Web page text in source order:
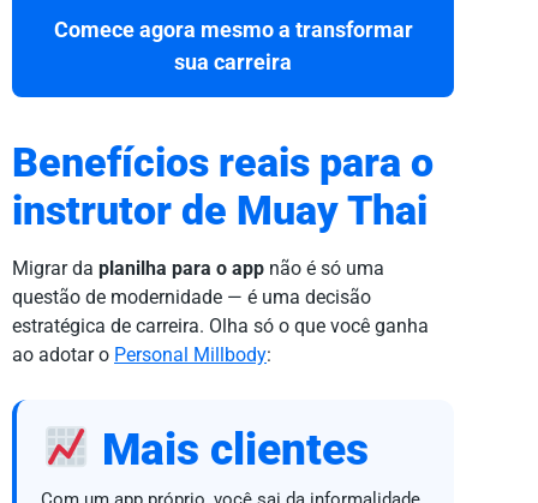
Comece agora mesmo a transformar
sua carreira
Benefícios reais para o
instrutor de Muay Thai
Migrar da planilha para o app não é só uma
questão de modernidade — é uma decisão
estratégica de carreira. Olha só o que você ganha
ao adotar o Personal Millbody:
Mais clientes